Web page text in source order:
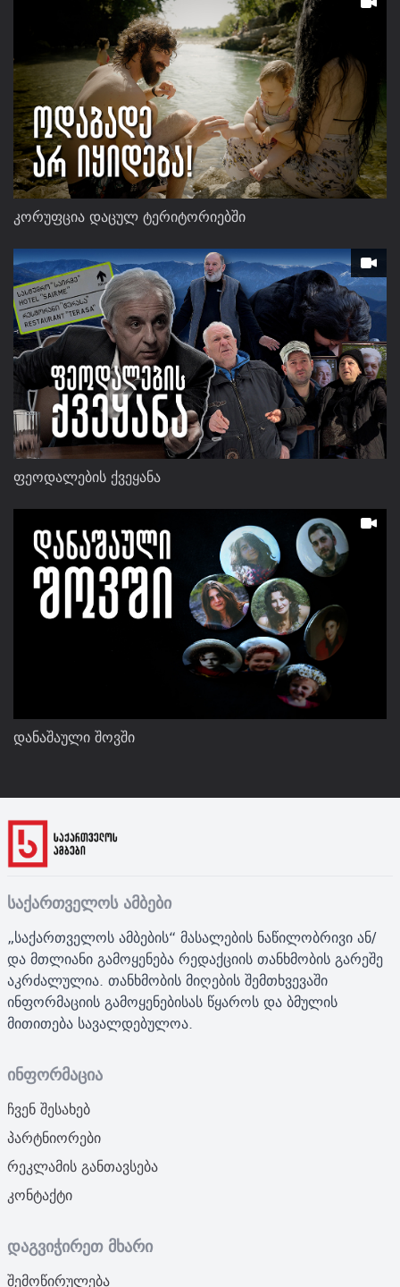
კორუფცია დაცულ ტერიტორიებში
ფეოდალების ქვეყანა
დანაშაული შოვში
საქართველოს ამბები
„საქართველოს ამბების“ მასალების ნაწილობრივი ან/
და მთლიანი გამოყენება რედაქციის თანხმობის გარეშე
აკრძალულია. თანხმობის მიღების შემთხვევაში
ინფორმაციის გამოყენებისას წყაროს და ბმულის
მითითება სავალდებულოა.
ინფორმაცია
ჩვენ შესახებ
პარტნიორები
რეკლამის განთავსება
კონტაქტი
დაგვიჭირეთ მხარი
შემოწირულება